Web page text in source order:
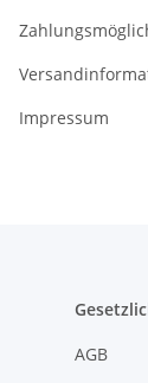
Impressum
AGB